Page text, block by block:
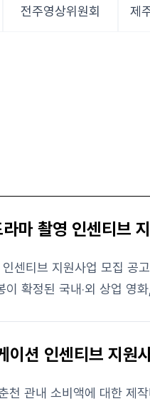
전주영상위원회 제
마 촬영 인센티브
소진시까지 -투자자 또는 배급/방영 계약이 성사된 상업영화, 드라마,
션 인센티브 지원
천 관내 소비액에 대한 제